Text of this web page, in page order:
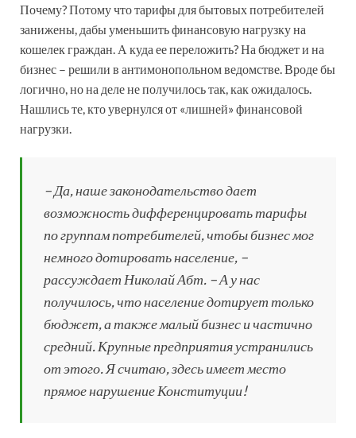
Почему? Потому что тарифы для бытовых потребителей
занижены, дабы уменьшить финансовую нагрузку на
кошелек граждан. А куда ее переложить? На бюджет и на
бизнес – решили в антимонопольном ведомстве. Вроде бы
логично, но на деле не получилось так, как ожидалось.
Нашлись те, кто увернулся от «лишней» финансовой
нагрузки.
– Да, наше законодательство дает
возможность дифференцировать тарифы
по группам потребителей, чтобы бизнес мог
немного дотировать население, –
рассуждает Николай Абт. – А у нас
получилось, что население дотирует только
бюджет, а также малый бизнес и частично
средний. Крупные предприятия устранились
от этого. Я считаю, здесь имеет место
прямое нарушение Конституции!